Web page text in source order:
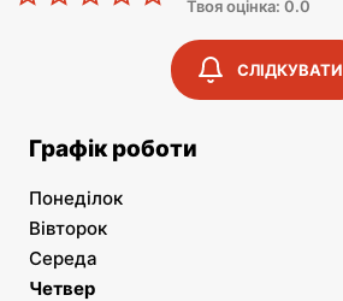
Твоя оцінка: 0.0
СЛІДКУВАТИ
Графік роботи
Понеділок
Вівторок
Середа
Четвер